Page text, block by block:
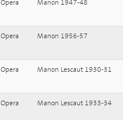
Opera Manon 1947-48
Opera Manon 1956-57
Opera Manon Lescaut 1930-31
Opera Manon Lescaut 1933-34